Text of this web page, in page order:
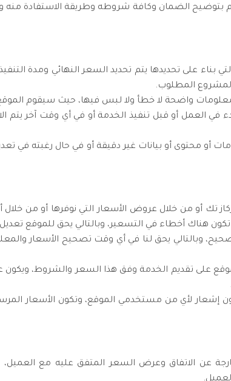
الضمان وكافة شروطه وطريقة الاستفادة منه
بناء على تحديدها يتم تحديد السعر النهائي ومدة
المطلوب.
واضحة لا خطأ ولا لبس فيها، حيث سيقوم الموقع
في العمل أو قبل تنفيذ الخدمة أو في أي وقت آخر يتم
أو محتوى أو بيانات غير دقيقة أو في حال رغبته في
تك أو من خلال عروض الأسعار التي نوفرها أو من
هناك أخطاء في التسعير، وبالتالي يحق للموقع
وبالتالي يحق لنا في أي وقت تصحيح الأسعار
على تقديم الخدمة وفق هذا السعر والشروط،
لأي من مستخدمي الموقع، وتكون الأسعار
عن الاتفاق وعرض السعر المتفق عليه مع العميل،